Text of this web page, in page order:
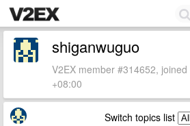
shiganwuguo
V2EX member #314652,
+08:00
Switch topics list